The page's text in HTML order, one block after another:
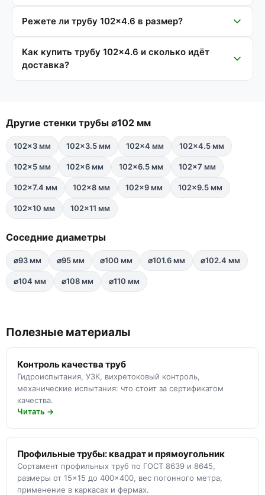
Режете ли трубу 102×4.6 в размер?
Как купить трубу 102×4.6 и сколько идёт
доставка?
Другие стенки трубы ⌀102 мм
102×3 мм 102×3.5 мм 102×4 мм 102×4.5 мм
102×5 мм 102×6 мм 102×6.5 мм 102×7 мм
102×7.4 мм 102×8 мм 102×9 мм 102×9.5 мм
102×10 мм 102×11 мм
Соседние диаметры
⌀93 мм ⌀95 мм ⌀100 мм ⌀101.6 мм ⌀102.4 мм
⌀104 мм ⌀108 мм ⌀110 мм
Полезные материалы
Контроль качества труб
Гидроиспытания, УЗК, вихретоковый контроль,
механические испытания: что стоит за сертификатом
качества.
Читать →
Профильные трубы: квадрат и прямоугольник
Сортамент профильных труб по ГОСТ 8639 и 8645,
размеры от 15×15 до 400×400, вес погонного метра,
применение в каркасах и фермах.